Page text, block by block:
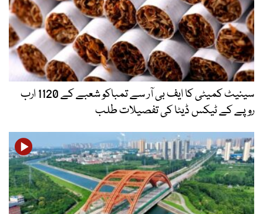
سینیٹ کمیٹی کا ایف بی آر سے تمباکو شعبے کے 1120 ارب
روپے کے ٹیکس ڈیٹا کی تفصیلات طلب